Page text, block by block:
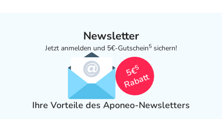
Newsletter
Jetzt anmelden und 5€-Gutschein5 sichern!
5€
5
Rabatt
Ihre Vorteile des Aponeo-Newsletters